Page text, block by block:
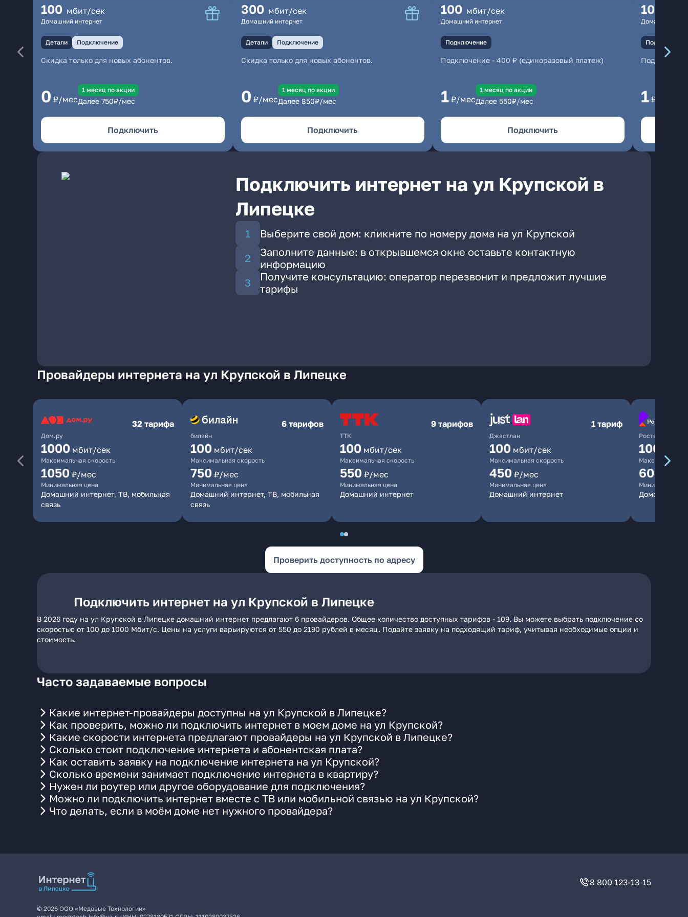
100 мбит/сек
Домашний интернет
Детали Подключение
Скидка только для новых абонентов.
0 ₽/мес
1 месяц по акции
Далее 750₽/мес
Подключить
300 мбит/сек
Домашний интернет
Детали Подключение
Скидка только для новых абонентов.
0 ₽/мес
1 месяц по акции
Далее 850₽/мес
Подключить
100 мбит/сек
Домашний интернет
Подключение
Подключение - 400 ₽ (единоразовый платеж)
1 ₽/мес
1 месяц по акции
Далее 550₽/мес
Подключить
100
Домашний
Подключение
1 ₽/мес
Подключить интернет на ул Крупской в
Липецке
Выберите свой дом: кликните по номеру дома на ул Крупской
Заполните данные: в открывшемся окне оставьте контактную
информацию
Получите консультацию: оператор перезвонит и предложит лучшие
тарифы
Провайдеры интернета на ул Крупской в Липецке
Дом.ру
32 тарифа
1000 мбит/сек
Максимальная скорость
1050 ₽/мес
Минимальная цена
Домашний интернет, ТВ, мобильная
связь
билайн
6 тарифов
100 мбит/сек
Максимальная скорость
750 ₽/мес
Минимальная цена
Домашний интернет, ТВ, мобильная
связь
ТТК
9 тарифов
100 мбит/сек
Максимальная скорость
550 ₽/мес
Минимальная цена
Домашний интернет
Джастлан
1 тариф
100 мбит/сек
Максимальная скорость
450 ₽/мес
Минимальная цена
Домашний интернет
Ростелеком
1000
Максимальная
600
Минимальная
Домашний
Проверить доступность по адресу
Подключить интернет на ул Крупской в Липецке
В 2026 году на ул Крупской в Липецке домашний интернет предлагают 6 провайдеров. Общее количество доступных тарифов - 109. Вы можете выбрать подключение со
скоростью от 100 до 1000 Мбит/с. Цены на услуги варьируются от 550 до 2190 рублей в месяц. Подайте заявку на подходящий тариф, учитывая необходимые опции и
стоимость.
Часто задаваемые вопросы
Какие интернет-провайдеры доступны на ул Крупской в Липецке?
Как проверить, можно ли подключить интернет в моем доме на ул Крупской?
Какие скорости интернета предлагают провайдеры на ул Крупской в Липецке?
Сколько стоит подключение интернета и абонентская плата?
Как оставить заявку на подключение интернета на ул Крупской?
Сколько времени занимает подключение интернета в квартиру?
Нужен ли роутер или другое оборудование для подключения?
Можно ли подключить интернет вместе с ТВ или мобильной связью на ул Крупской?
Что делать, если в моём доме нет нужного провайдера?
8 800 123-13-15
© 2026 ООО «Медовые Технологии»